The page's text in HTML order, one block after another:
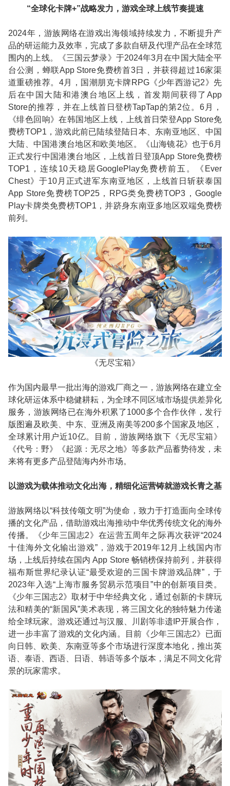
“全球化卡牌+”战略发力，游戏全球上线节奏提速
2024年，游族网络在游戏出海领域持续发力，不断提升产
品的研运能力及效率，完成了多款自研及代理产品在全球范
围内的上线。《三国云梦录》于2024年3月在中国大陆全平
台公测，蝉联App Store免费榜首3日，并获得超过16家渠
道重磅推荐。 4月，国潮朋克卡牌RPG《少年西游记2》先
后在中国大陆和港澳台地区上线，首发期间获得了 App
Store的推荐，并在上线首日登榜TapTap的第2位。6 月，
《绯色回响》在韩国地区上线，上线首日荣登App Store免
费榜TOP1 ，游戏此前已陆续登陆日本、东南亚地区、中国
大陆、中国港澳台地区和欧美地区。《山海镜花》也于6月
正式发行中国港澳台地区，上线首日登顶App Store免费榜
TOP1 ，连续10天稳居GooglePlay免费榜前五。《 Ever
Chest》于10月正式进军东南亚地区，上线首日斩获泰国
App Store免费榜TOP25， RPG类免费榜TOP3 ， Google
Play卡牌类免费榜TOP1 ，并跻身东南亚多地区双端免费榜
前列。
《无尽宝箱》
作为国内最早一批出海的游戏厂商之一，游族网络在建立全
球化研运体系中稳健耕耘，为全球不同区域市场提供差异化
服务，游族网络已在海外积累了1000多个合作伙伴，发行
版图遍及欧美、中东、亚洲及南美等200多个国家及地区，
全球累计用户近10亿。目前，游族网络旗下《无尽宝箱》
《代号：野》《起源：无尽之地》等多款产品蓄势待发，未
来将有更多产品登陆海内外市场。
以游戏为载体推动文化出海，精细化运营铸就游戏长青之基
游族网络以“科技传颂文明”为使命，致力于打造面向全球传
播的文化产品，借助游戏出海推动中华优秀传统文化的海外
传播。《少年三国志2》在运营五周年之际再次获评“2024
十佳海外文化输出游戏” ，游戏于2019年12 月上线国内市
场，上线后持续在国内 App Store 畅销榜保持前列，并获得
福布斯世界纪录认证“最受欢迎的三国卡牌游戏品牌” ，于
2023年入选“ 上海市服务贸易示范项目 ”中的创新项目类。
《少年三国志2》取材于中华经典文化，通过创新的卡牌玩
法和精美的“新国风”美术表现，将三国文化的独特魅力传递
给全球玩家。游戏还通过与汉服、川剧等非遗IP开展合作，
进一步丰富了游戏的文化内涵。目前《少年三国志2》已面
向日韩、欧美、东南亚等多个市场进行深度本地化，推出英
语、泰语、西语、日语、韩语等多个版本，满足不同文化背
景的玩家需求。